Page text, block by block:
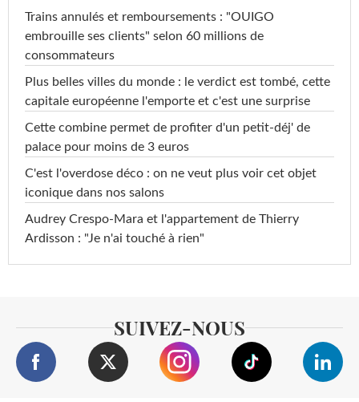
Trains annulés et remboursements : "OUIGO
embrouille ses clients" selon 60 millions de
consommateurs
Plus belles villes du monde : le verdict est tombé, cette
capitale européenne l'emporte et c'est une surprise
Cette combine permet de profiter d'un petit-déj' de
palace pour moins de 3 euros
C'est l'overdose déco : on ne veut plus voir cet objet
iconique dans nos salons
Audrey Crespo-Mara et l'appartement de Thierry
Ardisson : "Je n'ai touché à rien"
SUIVEZ-NOUS